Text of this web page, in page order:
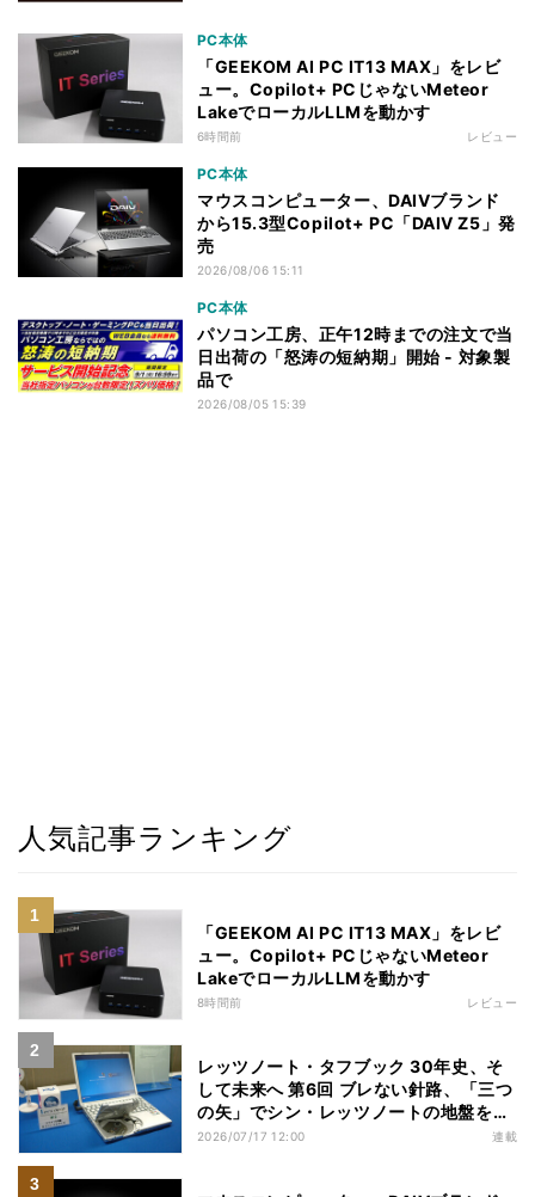
PC本体
「GEEKOM AI PC IT13 MAX」をレビ
ュー。Copilot+ PCじゃないMeteor
LakeでローカルLLMを動かす
6時間前 レビュー
PC本体
マウスコンピューター、DAIVブランド
から15.3型Copilot+ PC「DAIV Z5」発
売
2026/08/06 15:11
PC本体
パソコン工房、正午12時までの注文で当
日出荷の「怒涛の短納期」開始 - 対象製
品で
2026/08/05 15:39
人気記事ランキング
「GEEKOM AI PC IT13 MAX」をレビ
ュー。Copilot+ PCじゃないMeteor
LakeでローカルLLMを動かす
8時間前 レビュー
レッツノート・タフブック 30年史、そ
して未来へ 第6回 ブレない針路、「三つ
の矢」でシン・レッツノートの地盤を築
く
2026/07/17 12:00 連載